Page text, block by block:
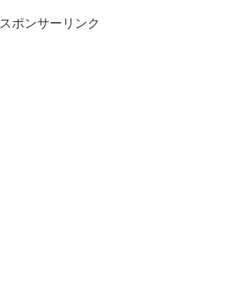
スポンサーリンク